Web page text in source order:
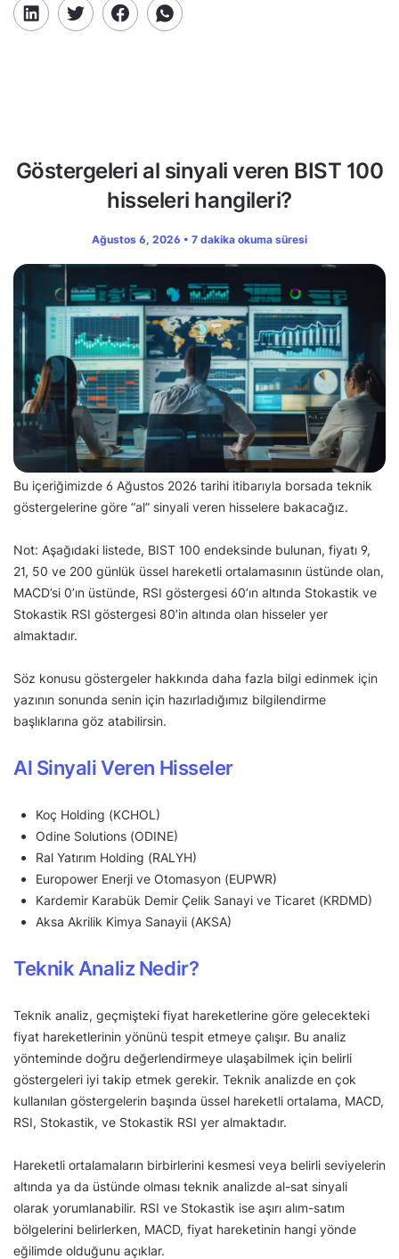
Göstergeleri al sinyali veren BIST 100
hisseleri hangileri?
Ağustos 6, 2026 • 7 dakika okuma süresi
Bu içeriğimizde 6 Ağustos 2026 tarihi itibarıyla borsada teknik
göstergelerine göre “al” sinyali veren hisselere bakacağız.
Not: Aşağıdaki listede, BIST 100 endeksinde bulunan, fiyatı 9,
21, 50 ve 200 günlük üssel hareketli ortalamasının üstünde olan,
MACD’si 0’ın üstünde, RSI göstergesi 60’ın altında Stokastik ve
Stokastik RSI göstergesi 80’in altında olan hisseler yer
almaktadır.
Söz konusu göstergeler hakkında daha fazla bilgi edinmek için
yazının sonunda senin için hazırladığımız bilgilendirme
başlıklarına göz atabilirsin.
Al Sinyali Veren Hisseler
Koç Holding (KCHOL)
Odine Solutions (ODINE)
Ral Yatırım Holding (RALYH)
Europower Enerji ve Otomasyon (EUPWR)
Kardemir Karabük Demir Çelik Sanayi ve Ticaret (KRDMD)
Aksa Akrilik Kimya Sanayii (AKSA)
Teknik Analiz Nedir?
Teknik analiz, geçmişteki fiyat hareketlerine göre gelecekteki
fiyat hareketlerinin yönünü tespit etmeye çalışır. Bu analiz
yönteminde doğru değerlendirmeye ulaşabilmek için belirli
göstergeleri iyi takip etmek gerekir. Teknik analizde en çok
kullanılan göstergelerin başında üssel hareketli ortalama, MACD,
RSI, Stokastik, ve Stokastik RSI yer almaktadır.
Hareketli ortalamaların birbirlerini kesmesi veya belirli seviyelerin
altında ya da üstünde olması teknik analizde al-sat sinyali
olarak yorumlanabilir. RSI ve Stokastik ise aşırı alım-satım
bölgelerini belirlerken, MACD, fiyat hareketinin hangi yönde
eğilimde olduğunu açıklar.